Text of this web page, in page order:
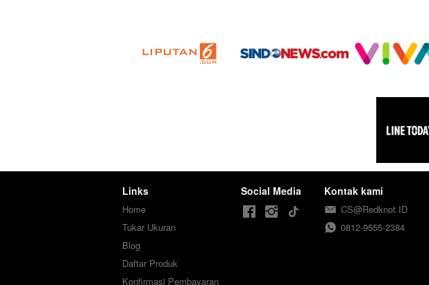
Links
Home
Tukar Ukuran
Blog
Daftar Produk
Konfirmasi Pembayaran
Social Media Kontak kami
CS@Redknot.ID
0812-9555-2384